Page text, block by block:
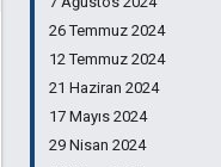
26 Temmuz 2024
12 Temmuz 2024
21 Haziran 2024
17 Mayıs 2024
29 Nisan 2024